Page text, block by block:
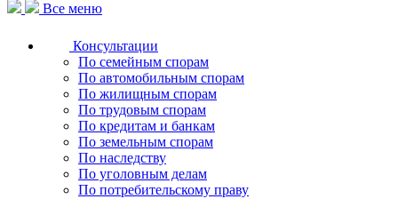
Все меню
Консультации
По семейным спорам
По автомобильным спорам
По жилищным спорам
По трудовым спорам
По кредитам и банкам
По земельным спорам
По наследству
По уголовным делам
По потребительскому праву